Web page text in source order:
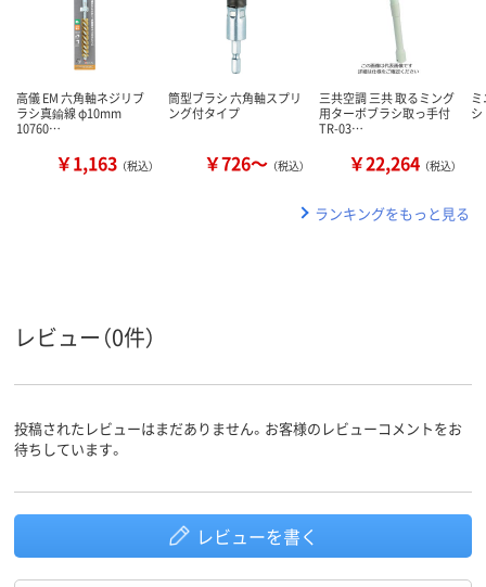
高儀 EM 六角軸ネジリブ
ラシ真鍮線 φ10mm
10760…
￥1,163 （税込）
筒型ブラシ 六角軸スプリ
ング付タイプ
￥726～ （税込）
三共空調 三共 取るミング
用ターボブラシ取っ手付
TR-03…
￥22,264 （税込）
ランキングをもっと見る
レビュー（0件）
投稿されたレビューはまだありません。お客様のレビューコメントをお
待ちしています。
レビューを書く